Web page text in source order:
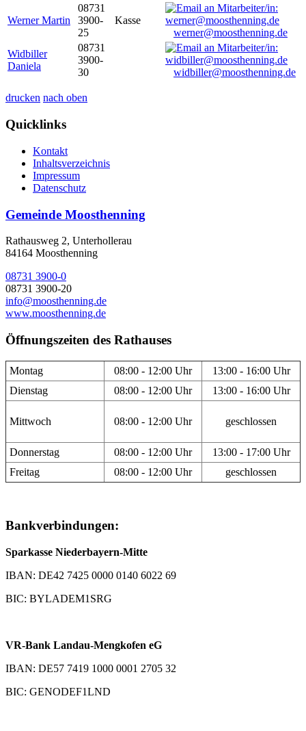
Werner Martin
08731
3900-
25
Kasse
werner@moosthenning.de
Widbiller
Daniela
08731
3900-
30
widbiller@moosthenning.de
drucken nach oben
Quicklinks
Kontakt
Inhaltsverzeichnis
Impressum
Datenschutz
Gemeinde Moosthenning
Rathausweg 2, Unterhollerau
84164 Moosthenning
08731 3900-0
08731 3900-20
info@moosthenning.de
www.moosthenning.de
Öffnungszeiten des Rathauses
Montag 08:00 - 12:00 Uhr
13:00 - 16:00 Uhr
Dienstag
08:00 - 12:00 Uhr 13:00 - 16:00 Uhr
Mittwoch 08:00 - 12:00 Uhr geschlossen
Donnerstag 08:00 - 12:00 Uhr
13:00 - 17:00 Uhr
Freitag
08:00 - 12:00 Uhr geschlossen
Bankverbindungen:
Sparkasse Niederbayern-Mitte
IBAN: DE42 7425 0000 0140 6022 69
BIC: BYLADEM1SRG
VR-Bank Landau-Mengkofen eG
IBAN: DE57 7419 1000 0001 2705 32
BIC: GENODEF1LND